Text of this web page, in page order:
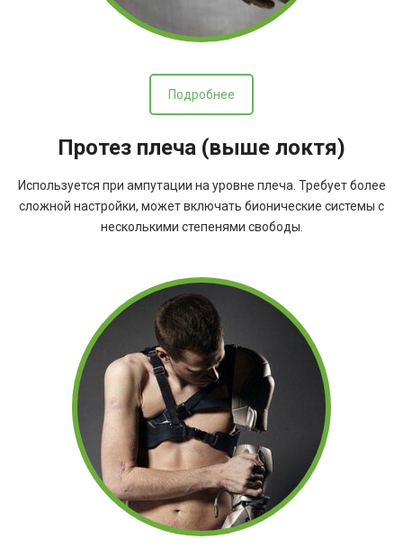
Подробнее
Протез плеча (выше локтя)
Используется при ампутации на уровне плеча. Требует более
сложной настройки, может включать бионические системы с
несколькими степенями свободы.